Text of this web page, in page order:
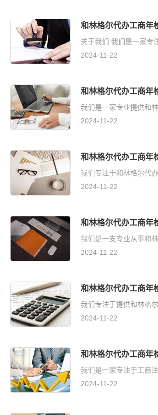
和林格尔代办工商年
关于我们 我们是一家专
2024-11-22
和林格尔代办工商年
我们是一家专业提供和
2024-11-22
和林格尔代办工商年
我们专注于和林格尔代
2024-11-22
和林格尔代办工商年
我们是一支专业从事和
2024-11-22
和林格尔代办工商年
我们专注于提供和林格
2024-11-22
和林格尔代办工商年
我们是一家专注于工商
2024-11-22